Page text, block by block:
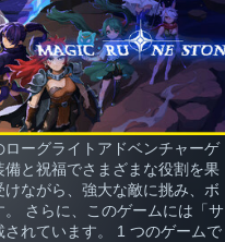
ーグライトアドベンチャーゲ
と祝福でさまざまな役割を果
ながら、強大な敵に挑み、ボ
さらに、このゲームには「サ
れています。 1 つのゲームで